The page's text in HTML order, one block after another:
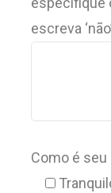
escreva
Como é seu